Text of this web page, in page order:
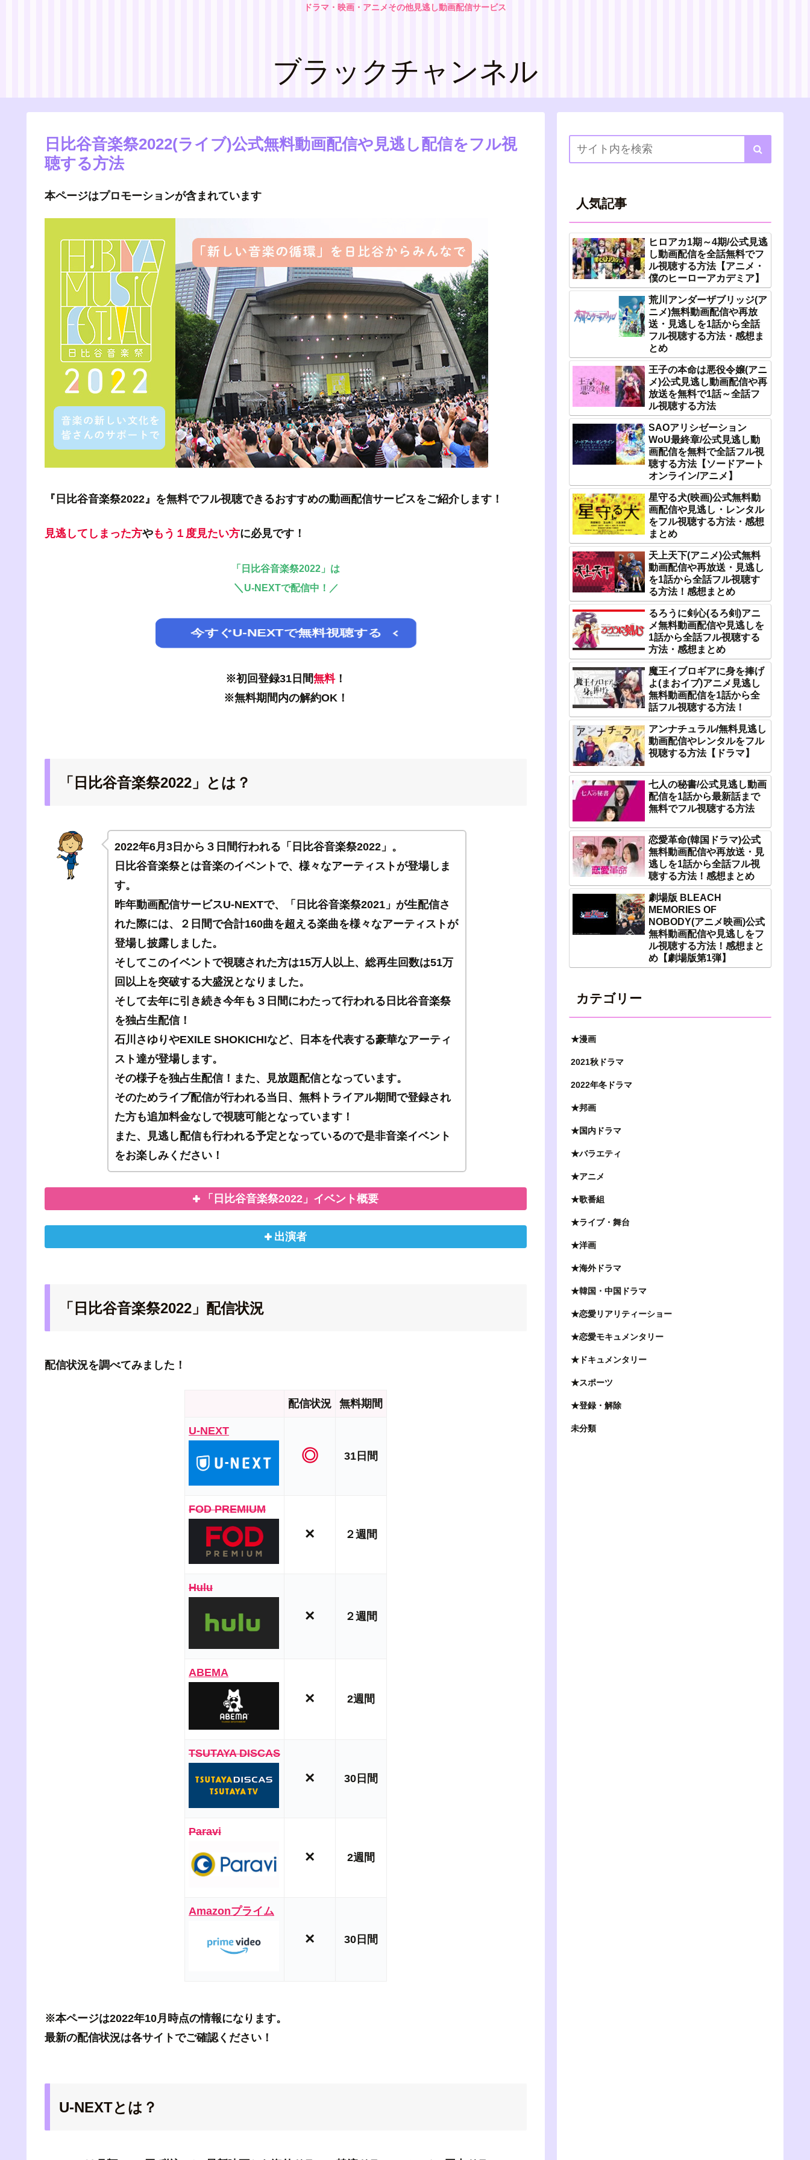
ドラマ・映画・アニメその他見逃し動画配信サービス
ブラックチャンネル
日比谷音楽祭2022(ライブ)公式無料動画配信や見逃し配信をフル視
聴する方法
本ページはプロモーションが含まれています
『日比谷音楽祭2022』を無料でフル視聴できるおすすめの動画配信サービスをご紹介します！
見逃してしまった方やもう１度見たい方に必見です！
「日比谷音楽祭2022」は
＼ U-NEXTで配信中！／
今すぐU-NEXTで無料視聴する
※初回登録31日間無料！
※無料期間内の解約OK！
「日比谷音楽祭2022」とは？
2022年6月3日から３日間行われる「日比谷音楽祭2022」。
日比谷音楽祭とは音楽のイベントで、様々なアーティストが登場しま
す。
昨年動画配信サービスU-NEXTで、「日比谷音楽祭2021」が生配信さ
れた際には、２日間で合計160曲を超える楽曲を様々なアーティストが
登場し披露しました。
そしてこのイベントで視聴された方は15万人以上、総再生回数は51万
回以上を突破する大盛況となりました。
そして去年に引き続き今年も３日間にわたって行われる日比谷音楽祭
を独占生配信！
石川さゆりやEXILE SHOKICHIなど、日本を代表する豪華なアーティ
スト達が登場します。
その様子を独占生配信！また、見放題配信となっています。
そのためライブ配信が行われる当日、無料トライアル期間で登録され
た方も追加料金なしで視聴可能となっています！
また、見逃し配信も行われる予定となっているので是非音楽イベント
をお楽しみください！
「日比谷音楽祭2022」イベント概要
出演者
「日比谷音楽祭2022」配信状況
配信状況を調べてみました！
配信状況 無料期間
U-NEXT
◎ 31日間
FOD PREMIUM
× ２週間
Hulu
× ２週間
ABEMA
× 2週間
TSUTAYA DISCAS
× 30日間
Paravi
× 2週間
Amazonプライム
× 30日間
※本ページは2022年10月時点の情報になります。
最新の配信状況は各サイトでご確認ください！
U-NEXTとは？
人気記事
ヒロアカ1期～4期/公式見逃
し動画配信を全話無料でフ
ル視聴する方法【アニメ・
僕のヒーローアカデミア】
荒川アンダーザブリッジ(ア
ニメ)無料動画配信や再放
送・見逃しを1話から全話
フル視聴する方法・感想ま
とめ
王子の本命は悪役令嬢(アニ
メ)公式見逃し動画配信や再
放送を無料で1話～全話フ
ル視聴する方法
SAOアリシゼーション
WoU最終章/公式見逃し動
画配信を無料で全話フル視
聴する方法【ソードアート
オンライン/アニメ】
星守る犬(映画)公式無料動
画配信や見逃し・レンタル
をフル視聴する方法・感想
まとめ
天上天下(アニメ)公式無料
動画配信や再放送・見逃し
を1話から全話フル視聴す
る方法！感想まとめ
るろうに剣心(るろ剣)アニ
メ無料動画配信や見逃しを
1話から全話フル視聴する
方法・感想まとめ
魔王イブロギアに身を捧げ
よ(まおイブ)アニメ見逃し
無料動画配信を1話から全
話フル視聴する方法！
アンナチュラル/無料見逃し
動画配信やレンタルをフル
視聴する方法【ドラマ】
七人の秘書/公式見逃し動画
配信を1話から最新話まで
無料でフル視聴する方法
恋愛革命(韓国ドラマ)公式
無料動画配信や再放送・見
逃しを1話から全話フル視
聴する方法！感想まとめ
劇場版 BLEACH
MEMORIES OF
NOBODY(アニメ映画)公式
無料動画配信や見逃しをフ
ル視聴する方法！感想まと
め【劇場版第1弾】
カテゴリー
★漫画
2021秋ドラマ
2022年冬ドラマ
★邦画
★国内ドラマ
★バラエティ
★アニメ
★歌番組
★ライブ・舞台
★洋画
★海外ドラマ
★韓国・中国ドラマ
★恋愛リアリティーショー
★恋愛モキュメンタリー
★ドキュメンタリー
★スポーツ
★登録・解除
未分類